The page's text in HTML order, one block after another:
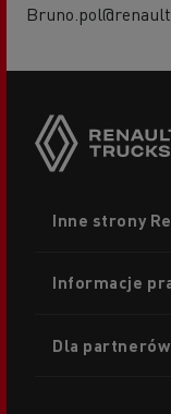
menu
Inne strony
Informacje
Dla partnerów